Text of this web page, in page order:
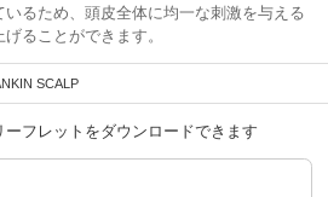
るため、頭皮全体に均一な刺激を与える
ることができます。
SCALP
フレットをダウンロードできます